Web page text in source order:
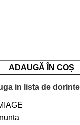
ADAUGĂ ÎN COȘ
in lista de dorinte